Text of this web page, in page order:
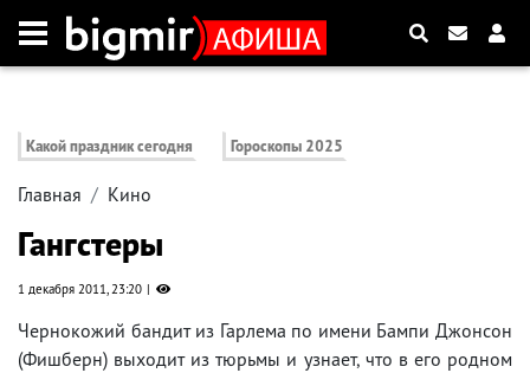
Какой праздник сегодня Гороскопы 2025
Главная Кино
Гангстеры
1 декабря 2011, 23:20
Чернокожий бандит из Гарлема по имени Бампи Джонсон
(Фишберн) выходит из тюрьмы и узнает, что в его родном